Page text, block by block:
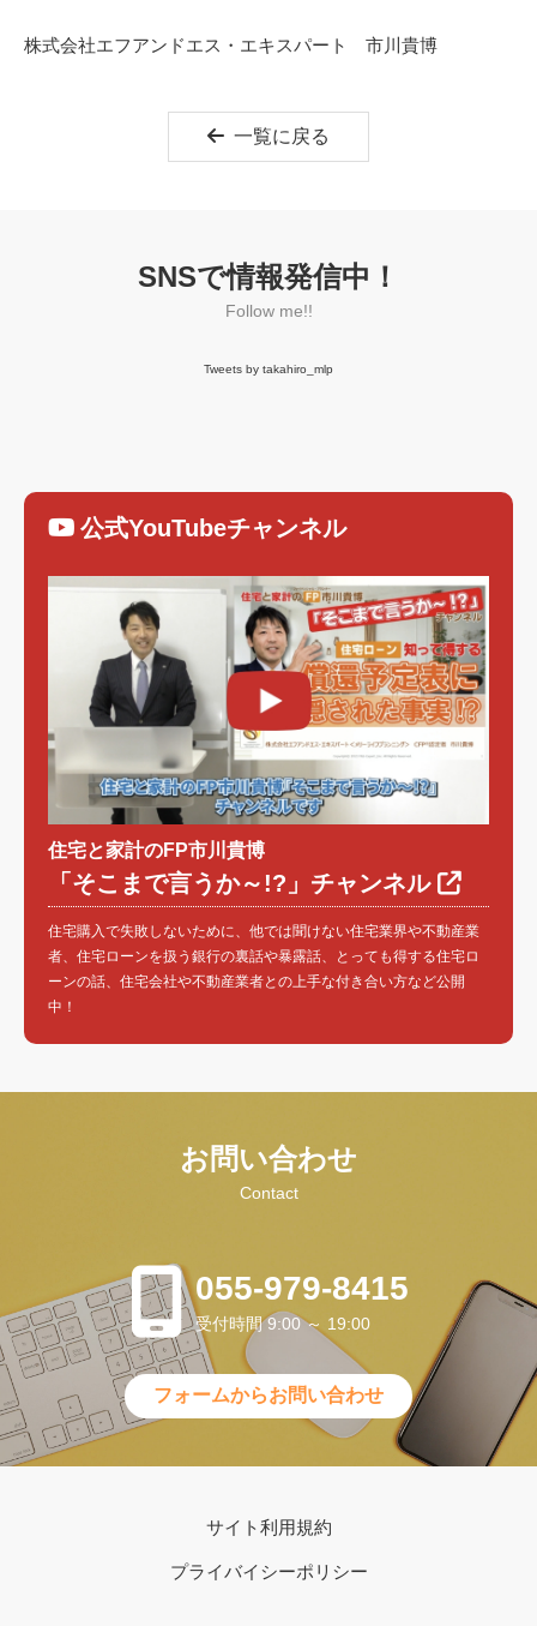
株式会社エフアンドエス・エキスパート 市川貴博
一覧に戻る
SNSで情報発信中！
Follow me!!
Tweets by takahiro_mlp
公式YouTubeチャンネル
住宅と家計のFP市川貴博
「そこまで言うか～!?」チャンネル
住宅購入で失敗しないために、他では聞けない住宅業界や不動産業
者、住宅ローンを扱う銀行の裏話や暴露話、とっても得する住宅ロ
ーンの話、住宅会社や不動産業者との上手な付き合い方など公開
中！
お問い合わせ
Contact
055-979-8415
受付時間 9:00 ～ 19:00
フォームからお問い合わせ
サイト利用規約
プライバイシーポリシー